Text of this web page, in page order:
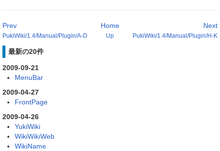
Prev
PukiWiki/1.4/Manual/Plugin/A-D
Next
PukiWiki/1.4/Manual/Plugin/H-K
Home
Up
最新の20件
2009-09-21
MenuBar
2009-04-27
FrontPage
2009-04-26
YukiWiki
WikiWikiWeb
WikiName